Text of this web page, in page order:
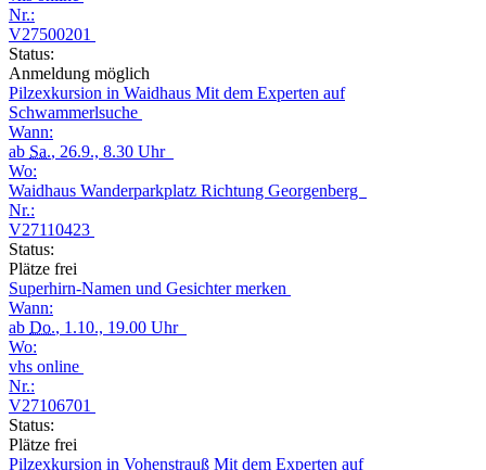
Nr.:
V27500201
Status:
Anmeldung möglich
Pilzexkursion in Waidhaus Mit dem Experten auf
Schwammerlsuche
Wann:
ab Sa., 26.9., 8.30 Uhr
Wo:
Waidhaus Wanderparkplatz Richtung Georgenberg
Nr.:
V27110423
Status:
Plätze frei
Superhirn-Namen und Gesichter merken
Wann:
ab Do., 1.10., 19.00 Uhr
Wo:
vhs online
Nr.:
V27106701
Status:
Plätze frei
Pilzexkursion in Vohenstrauß Mit dem Experten auf